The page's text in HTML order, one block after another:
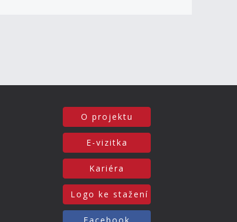
O projektu
E-vizitka
Kariéra
Logo ke stažení